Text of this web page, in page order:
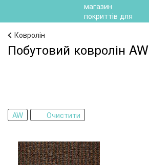
Ковролін
Побутовий ковролін AW
AW Очистити